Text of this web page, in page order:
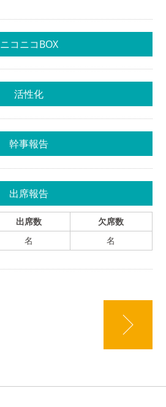
ニコニコBOX
活性化
幹事報告
出席報告
出席数
欠席数
名 名